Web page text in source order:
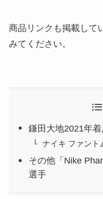
商品リンクも掲載して
みてください。
鎌田大地2021年
ナイキ ファント
その他「Nike
選手